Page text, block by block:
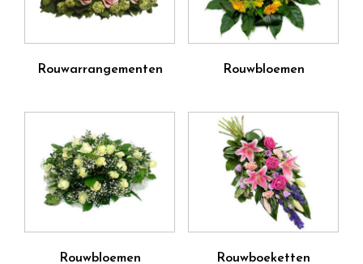
Rouwarrangementen Rouwbloemen
Rouwbloemen
Rouwboeketten